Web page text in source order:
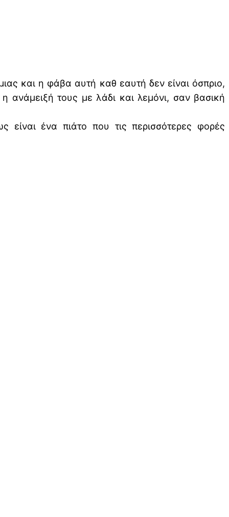
και η φάβα αυτή καθ εαυτή δεν είναι όσπριο,
τους με λάδι και λεμόνι, σαν βασική
ένα πιάτο που τις περισσότερες φορές